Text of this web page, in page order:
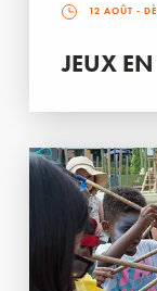
12 AOÛT -
JEUX